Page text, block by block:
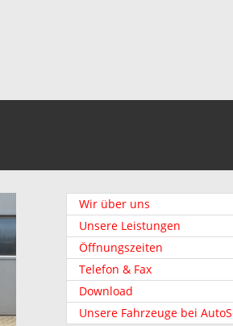
Wir über uns
Unsere Leistungen
Öffnungszeiten
Telefon & Fax
Download
Unsere Fahrzeuge bei